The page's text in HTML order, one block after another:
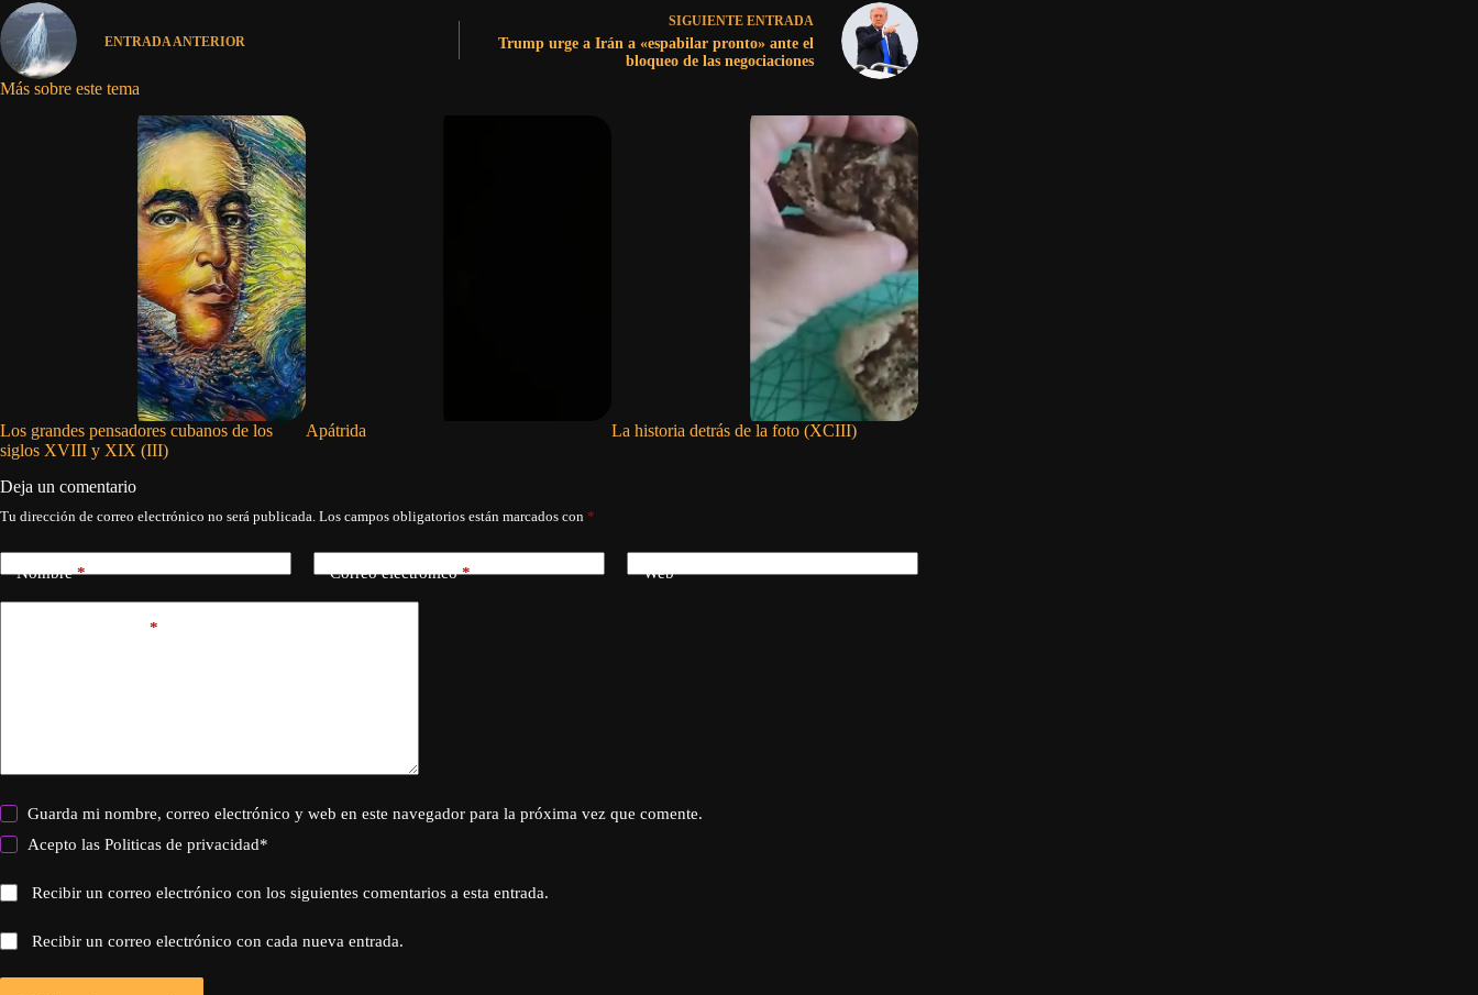
ENTRADAANTERIOR
SIGUIENTE ENTRADA
Trump urge a Irán a «espabilar pronto» ante el
bloqueo de las negociaciones
Más sobre este tema
Los grandes pensadores cubanos de los
siglos XVIII y XIX (III)
Apátrida La historia detrás de la foto (XCIII)
Deja un comentario
Tu dirección de correo electrónico no será publicada. Los campos obligatorios están marcados con *
Nombre* Correo electrónico* Web
*
Guarda mi nombre, correo electrónico y web en este navegador para la próxima vez que comente.
Acepto lasPoliticas de privacidad*
Recibir un correo electrónico con los siguientes comentarios a esta entrada.
Recibir un correo electrónico con cada nueva entrada.